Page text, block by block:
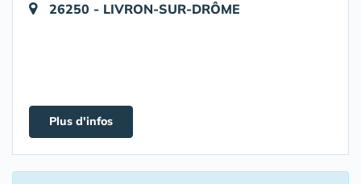
26250 - LIVRON-SUR-DRÔME
Plus d'infos